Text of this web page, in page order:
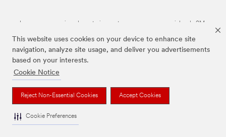
This website uses cookies on your device to enhance site
navigation, analyze site usage, and deliver you advertisements
based on your interests.
Cookie Notice
Reject Non-Essential Cookies Accept Cookies
Cookie Preferences
Las marcas mencionadas anteriormente son marcas comerciales de 3M.